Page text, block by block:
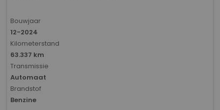
Bouwjaar
12-2024
Kilometerstand
63.337 km
Transmissie
Automaat
Brandstof
Benzine